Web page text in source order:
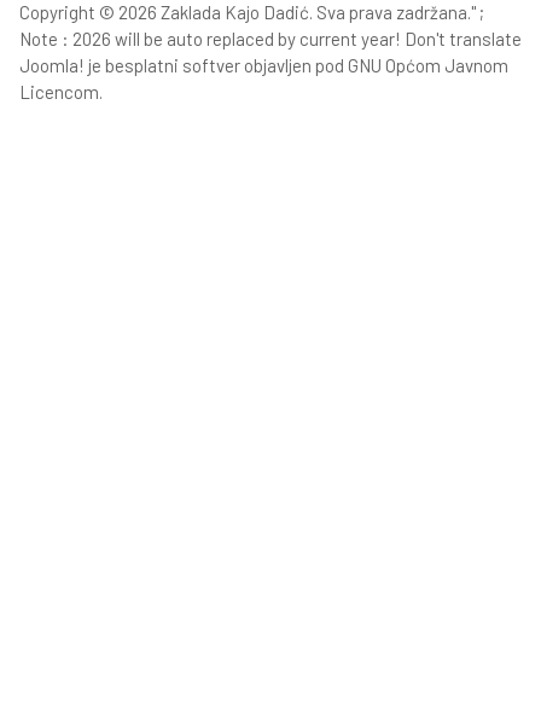
Copyright © 2026 Zaklada Kajo Dadić. Sva prava zadržana." ;
Note : 2026 will be auto replaced by current year! Don't translate
Joomla! je besplatni softver objavljen pod GNU Općom Javnom
Licencom.